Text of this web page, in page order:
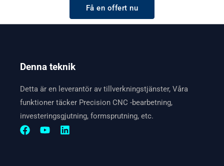
Få en offert nu
Denna teknik
Detta är en leverantör av tillverkningstjänster, Våra
funktioner täcker Precision CNC -bearbetning,
investeringsgjutning, formsprutning, etc.